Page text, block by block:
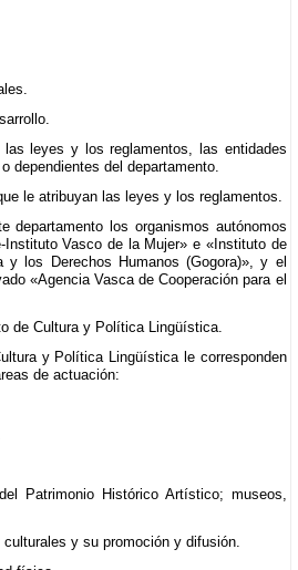
leyes y los reglamentos, las entidades
dependientes del departamento.
le atribuyan las leyes y los reglamentos.
departamento los organismos autónomos
Instituto Vasco de la Mujer» e «Instituto de
y los Derechos Humanos (Gogora)», y el
«Agencia Vasca de Cooperación para el
de Cultura y Política Lingüística.
y Política Lingüística le corresponden
de actuación:
Patrimonio Histórico Artístico; museos,
y su promoción y difusión.